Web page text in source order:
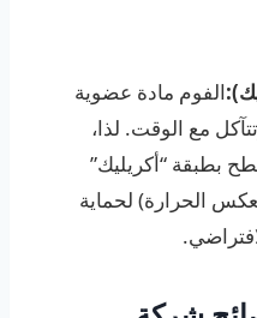
الفوم مادة عضوية
مع الوقت. لذا،
بطبقة “أكريليك”
الحرارة) لحماية